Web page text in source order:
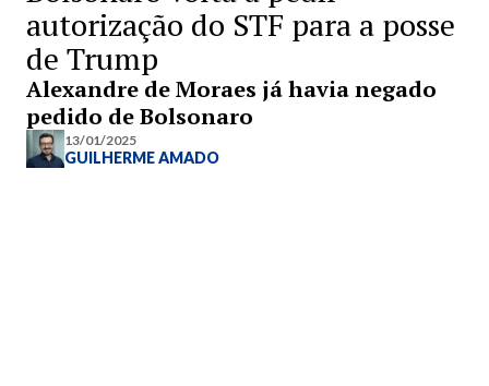
autorização do STF para a posse
de Trump
Alexandre de Moraes já havia negado
pedido de Bolsonaro
13/01/2025
GUILHERME AMADO